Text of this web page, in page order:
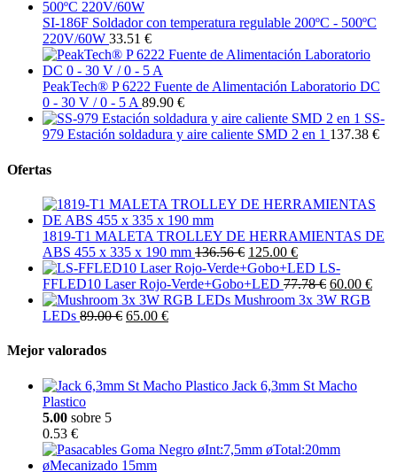
SI-186F Soldador con temperatura regulable 200ºC - 500ºC
220V/60W 33.51 €
PeakTech® P 6222 Fuente de Alimentación Laboratorio DC
0 - 30 V / 0 - 5 A 89.90 €
SS-
979 Estación soldadura y aire caliente SMD 2 en 1 137.38 €
Ofertas
1819-T1 MALETA TROLLEY DE HERRAMIENTAS DE
ABS 455 x 335 x 190 mm 136.56 € 125.00 €
LS-
FFLED10 Laser Rojo-Verde+Gobo+LED 77.78 € 60.00 €
Mushroom 3x 3W RGB
LEDs 89.00 € 65.00 €
Mejor valorados
Jack 6,3mm St Macho
Plastico
5.00 sobre 5
0.53 €